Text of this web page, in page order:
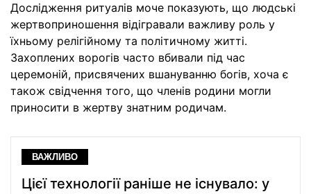
Дослідження ритуалів моче показують, що людські
жертвоприношення відігравали важливу роль у
їхньому релігійному та політичному житті.
Захоплених ворогів часто вбивали під час
церемоній, присвячених вшануванню богів, хоча є
також свідчення того, що членів родини могли
приносити в жертву знатним родичам.
ВАЖЛИВО
Цієї технології раніше не існувало: у